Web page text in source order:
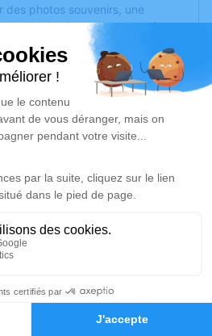
Hommages
des photos souvenirs, une
pensées à travers des poèmes
est un lieu d'expression dédié à
RANGOT.
d’arbre hommage estdisponible
à 14h30
de Pornichet
Sébastien